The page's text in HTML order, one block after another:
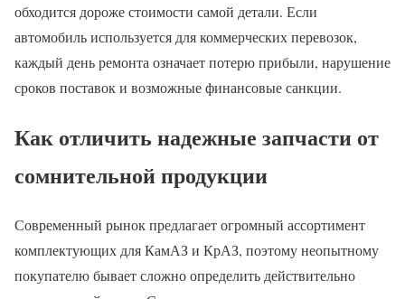
обходится дороже стоимости самой детали. Если
автомобиль используется для коммерческих перевозок,
каждый день ремонта означает потерю прибыли, нарушение
сроков поставок и возможные финансовые санкции.
Как отличить надежные запчасти от
сомнительной продукции
Современный рынок предлагает огромный ассортимент
комплектующих для КамАЗ и КрАЗ, поэтому неопытному
покупателю бывает сложно определить действительно